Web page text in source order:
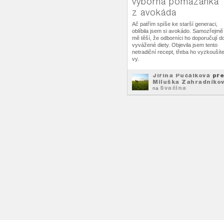
z avokáda
Ač patřím spíše ke starší generaci,
oblíbila jsem si avokádo. Samozřejmě
mě těší, že odborníci ho doporučují
vyvážené diety. Objevila jsem tento
netradiční recept, třeba ho
vy.
Jiřina Pučálková
Miluška
na Svačina